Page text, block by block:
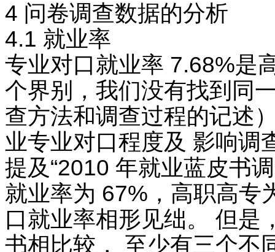
4 问卷调查数据的分析
4.1 就业率
专业对口就业率 7.68%是
个界别，我们没有找到同
查方法和调查过程的记述
业专业对口程度及 影响调
提及“2010 年就业蓝皮书
就业率为 67%，高职高专
口就业率相形见绌。 但是
书相比较， 至少有三个不